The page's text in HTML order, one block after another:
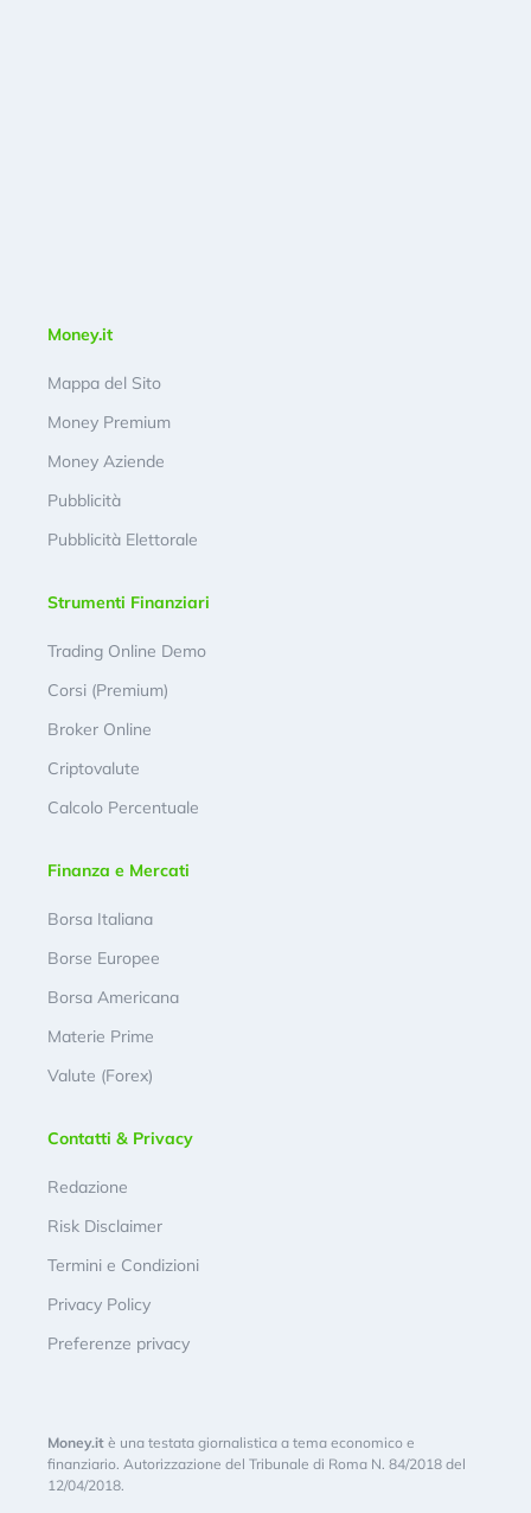
Money.it
Mappa del Sito
Money Premium
Money Aziende
Pubblicità
Pubblicità Elettorale
Strumenti Finanziari
Trading Online Demo
Corsi (Premium)
Broker Online
Criptovalute
Calcolo Percentuale
Finanza e Mercati
Borsa Italiana
Borse Europee
Borsa Americana
Materie Prime
Valute (Forex)
Contatti & Privacy
Redazione
Risk Disclaimer
Termini e Condizioni
Privacy Policy
Preferenze privacy
Money.it è una testata giornalistica a tema economico e
finanziario. Autorizzazione del Tribunale di Roma N. 84/2018 del
12/04/2018.